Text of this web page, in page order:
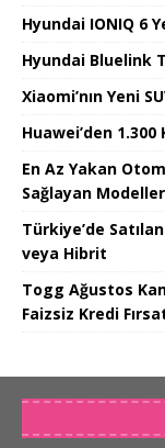
Hyundai IONIQ 6
Hyundai Bluelink
Xiaomi’nın Yeni
Huawei’den
En Az Yakan
Sağlayan Modeller
Türkiye’de
veya Hibrit
Togg Ağustos
Faizsiz Kredi